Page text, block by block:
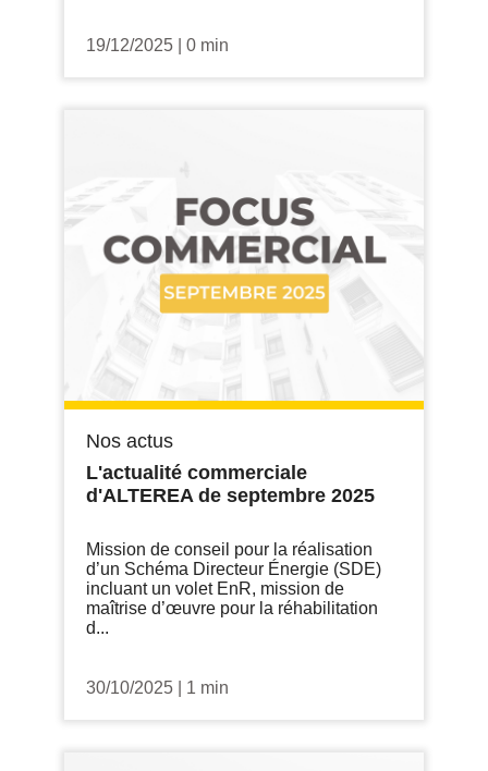
19/12/2025 0 min
Nos actus
L'actualité commerciale
d'ALTEREA de septembre 2025
Mission de conseil pour la réalisation
d’un Schéma Directeur Énergie (SDE)
incluant un volet EnR, mission de
maîtrise d’œuvre pour la réhabilitation
d...
30/10/2025 1 min